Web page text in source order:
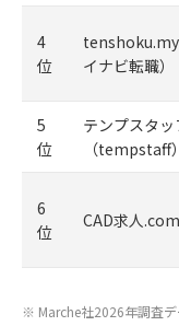
4
位
イナビ転職）
5
位
テンプスタッ
（tempstaff）
6
位
CAD求人
※ Marche社2026年調査